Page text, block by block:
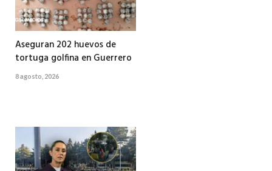
Aseguran 202 huevos de
tortuga golfina en Guerrero
8 agosto, 2026